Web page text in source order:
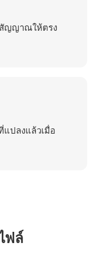
สัญญาณให้ตรง
แปลงแล้วเมื่อ
ฟล์